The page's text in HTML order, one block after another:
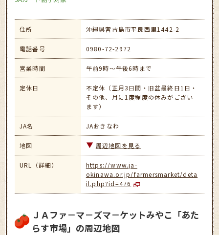
住所 沖縄県宮古島市平良西里1442-2
電話番号 0980-72-2972
営業時間 午前9時～午後6時まで
定休日
不定休（正月3日間・旧盆最終日1日・
その他、月に1度程度の休みがござい
ます）
JA名 JAおきなわ
地図 周辺地図を見る
URL（詳細）
https://www.ja-
okinawa.or.jp/farmersmarket/deta
il.php?id=476
ＪＡファ－マ－ズマ－ケットみやこ「あた
らす市場」の周辺地図